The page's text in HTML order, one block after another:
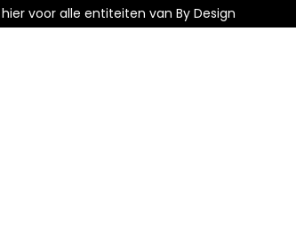
hier voor alle entiteiten van By Design